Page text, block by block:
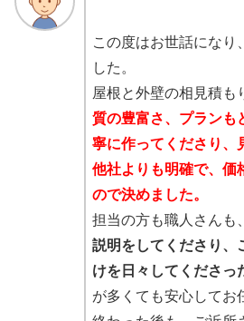
この度はお世話になり
した。
屋根と外壁の相見積も
質の豊富さ、プランも
寧に作ってくださり、
他社よりも明確で、価
ので決めました。
担当の方も職人さんも、
説明をしてくださり、
けを日々してくださっ
が多くても安心してお